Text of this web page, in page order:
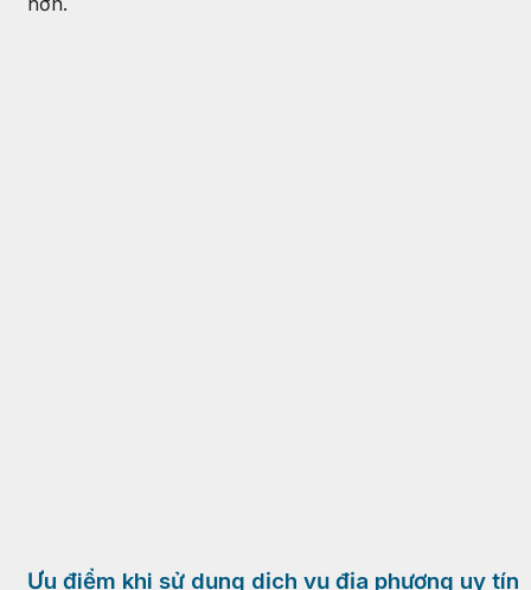
Ưu điểm khi sử dụng dịch vụ địa phương uy tín